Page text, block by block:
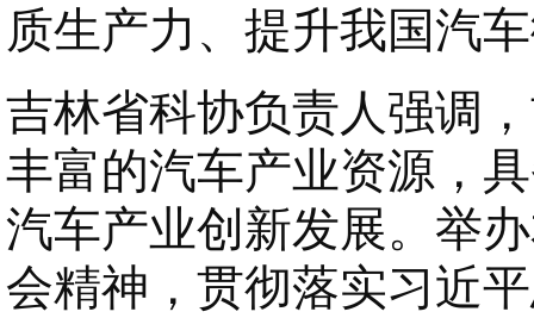
质生产力、提升我国汽
吉林省科协负责人强调
丰富的汽车产业资源，
汽车产业创新发展。举
会精神，贯彻落实习近